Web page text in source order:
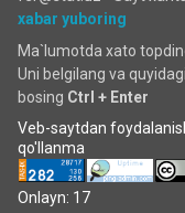
xabar yuboring
Ma`lumotda xato
Uni belgilang va
bosing Ctrl + Enter
Veb-saytdan
qo'llanma
Onlayn: 17